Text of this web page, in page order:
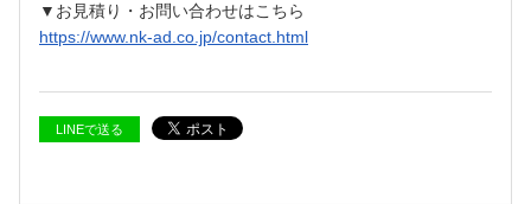
▼お見積り・お問い合わせはこちら
https://www.nk-ad.co.jp/contact.html
LINEで送る